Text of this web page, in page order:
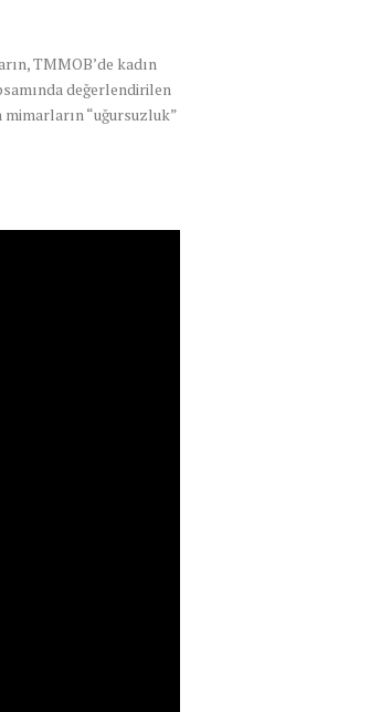
TMMOB’de kadın
değerlendirilen
“uğursuzluk”